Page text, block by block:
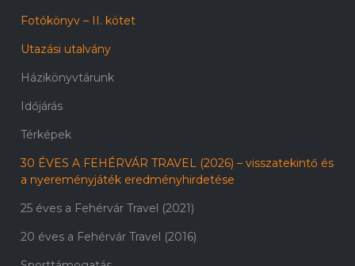
Fotókönyv – II. kötet
Utazási utalvány
Házikönyvtárunk
Időjárás
Térképek
30 ÉVES A FEHÉRVÁR TRAVEL (2026) – visszatekintő és
a nyereményjáték eredményhirdetése
25 éves a Fehérvár Travel (2021)
20 éves a Fehérvár Travel (2016)